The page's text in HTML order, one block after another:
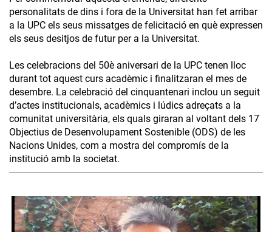
personalitats de dins i fora de la Universitat han fet arribar
a la UPC els seus missatges de felicitació en què expressen
els seus desitjos de futur per a la Universitat.
Les celebracions del 50è aniversari de la UPC tenen lloc
durant tot aquest curs acadèmic i finalitzaran el mes de
desembre. La celebració del cinquantenari inclou un seguit
d’actes institucionals, acadèmics i lúdics adreçats a la
comunitat universitària, els quals giraran al voltant dels 17
Objectius de Desenvolupament Sostenible (ODS) de les
Nacions Unides, com a mostra del compromís de la
institució amb la societat.